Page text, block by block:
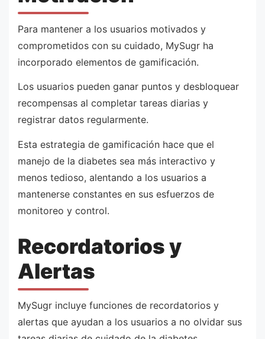
Para mantener a los usuarios motivados y
comprometidos con su cuidado, MySugr ha
incorporado elementos de gamificación.
Los usuarios pueden ganar puntos y desbloquear
recompensas al completar tareas diarias y
registrar datos regularmente.
Esta estrategia de gamificación hace que el
manejo de la diabetes sea más interactivo y
menos tedioso, alentando a los usuarios a
mantenerse constantes en sus esfuerzos de
monitoreo y control.
Recordatorios y
Alertas
MySugr incluye funciones de recordatorios y
alertas que ayudan a los usuarios a no olvidar sus